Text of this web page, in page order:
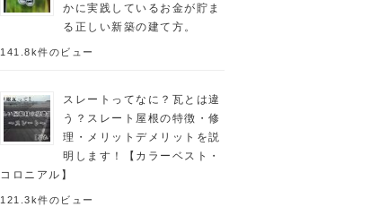
かに実践しているお金が貯ま
る正しい新築の建て方。
141.8k件のビュー
スレートってなに？瓦とは違
う？スレート屋根の特徴・修
理・メリットデメリットを説
明します！【カラーベスト・
コロニアル】
121.3k件のビュー